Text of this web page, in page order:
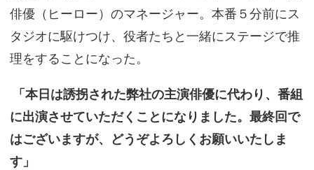
俳優（ヒーロー）のマネージャー。本番５分前にス
タジオに駆けつけ、役者たちと一緒にステージで推
理をすることになった。
「本日は誘拐された弊社の主演俳優に代わり、番組
に出演させていただくことになりました。最終回で
はございますが、どうぞよろしくお願いいたしま
す」